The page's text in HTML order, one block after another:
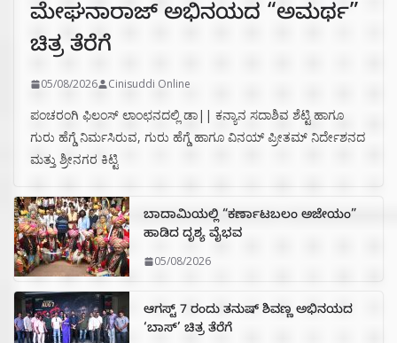
ಮೇಘನಾರಾಜ್ ಅಭಿನಯದ “ಅಮರ್ಥ”
ಚಿತ್ರ ತೆರೆಗೆ
05/08/2026 Cinisuddi Online
ಪಂಚರಂಗಿ ಫಿಲಂಸ್ ಲಾಂಛನದಲ್ಲಿ ಡಾ|| ಕನ್ಯಾನ ಸದಾಶಿವ ಶೆಟ್ಟಿ ಹಾಗೂ
ಗುರು ಹೆಗ್ಡೆ ನಿರ್ಮಸಿರುವ, ಗುರು ಹೆಗ್ಡೆ ಹಾಗೂ ವಿನಯ್ ಪ್ರೀತಮ್ ನಿರ್ದೇಶನದ
ಮತ್ತು ಶ್ರೀನಗರ ಕಿಟ್ಟಿ
ಬಾದಾಮಿಯಲ್ಲಿ “ಕರ್ಣಾಟಬಲಂ ಅಜೇಯಂ”
ಹಾಡಿದ ದೃಶ್ಯ ವೈಭವ
05/08/2026
ಆಗಸ್ಟ್ 7 ರಂದು ತನುಷ್ ಶಿವಣ್ಣ ಅಭಿನಯದ
‘ಬಾಸ್’ ಚಿತ್ರ ತೆರೆಗೆ